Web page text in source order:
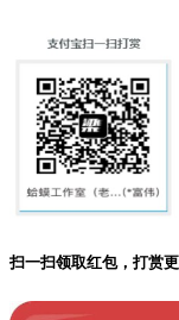
扫一扫领取红包，打赏更